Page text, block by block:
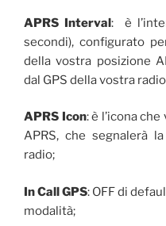
APRS Interval: è
secondi), configurato
della vostra posizione
dal GPS della vostra
APRS Icon: è l’icona
APRS, che segnalerà
radio;
In Call GPS: OFF di
modalità;